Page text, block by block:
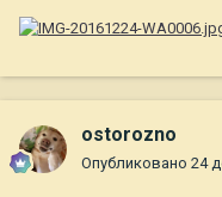
ostorozno
Опубликовано 24